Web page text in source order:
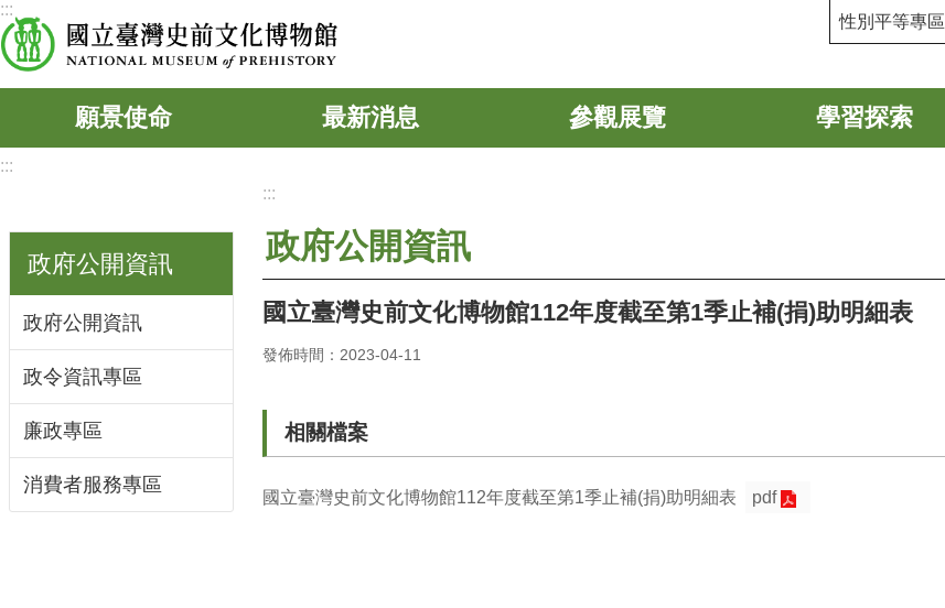
跳到主要內容區塊
:::
性別平等專區
願景使命 最新消息 參觀展覽 學習探索
:::
政府公開資訊
政府公開資訊
政令資訊專區
廉政專區
消費者服務專區
:::
政府公開資訊
國立臺灣史前文化博物館112年度截至第1季止補(捐)助明細表
發佈時間：2023-04-11
相關檔案
國立臺灣史前文化博物館112年度截至第1季止補(捐)助明細表 pdf